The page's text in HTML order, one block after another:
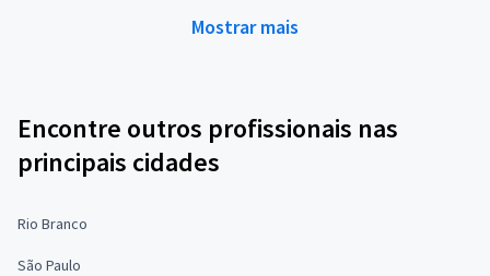
Mostrar mais
Encontre outros profissionais nas
principais cidades
Rio Branco
São Paulo